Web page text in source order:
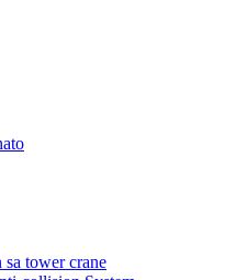
sa tower crane